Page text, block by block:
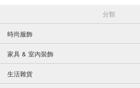
分類
時尚服飾
家具 & 室內裝飾
生活雜貨